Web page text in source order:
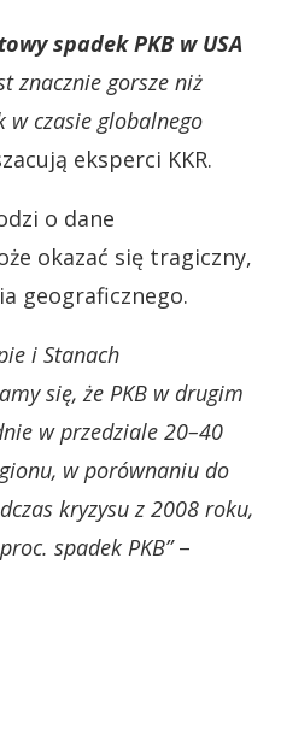
spadek PKB w USA
znacznie gorsze niż
w czasie globalnego
eksperci KKR.
o dane
okazać się tragiczny,
geograficznego.
i Stanach
się, że PKB w drugim
w przedziale 20–40
w porównaniu do
kryzysu z 2008 roku,
spadek PKB”–